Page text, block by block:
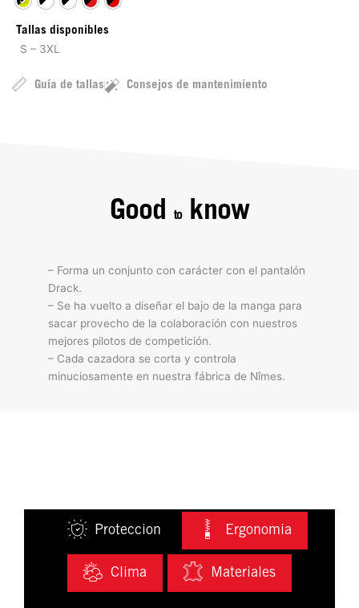
Tallas disponibles
S – 3XL
Guía de tallas Consejos de mantenimiento
Good toknow
– Forma un conjunto con carácter con el pantalón
Drack.
– Se ha vuelto a diseñar el bajo de la manga para
sacar provecho de la colaboración con nuestros
mejores pilotos de competición.
– Cada cazadora se corta y controla
minuciosamente en nuestra fábrica de Nîmes.
Proteccion Ergonomia
Clima Materiales